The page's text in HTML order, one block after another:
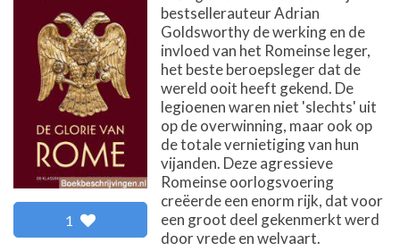
1
bestsellerauteur Adrian
Goldsworthy de werking en de
invloed van het Romeinse leger,
het beste beroepsleger dat de
wereld ooit heeft gekend. De
legioenen waren niet 'slechts' uit
op de overwinning, maar ook op
de totale vernietiging van hun
vijanden. Deze agressieve
Romeinse oorlogsvoering
creëerde een enorm rijk, dat voor
een groot deel gekenmerkt werd
door vrede en welvaart.